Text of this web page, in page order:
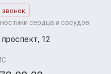
звонок
сердца и сосудов:
12